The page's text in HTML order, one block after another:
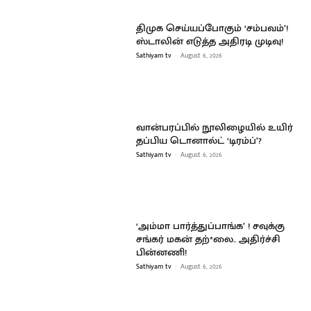
திமுக செய்யப்போகும் ‘சம்பவம்’!
ஸ்டாலின் எடுத்த அதிரடி முடிவு!
Sathiyam tv - August 6, 2026
வான்பரப்பில் நூலிழையில் உயிர்
தப்பிய டொனால்ட் ‘டிரம்ப்’?
Sathiyam tv - August 6, 2026
‘அம்மா பார்த்துப்பாங்க’ ! சவுக்கு
சங்கர் மகன் தற்*லை.. அதிர்ச்சி
பின்னணி!
Sathiyam tv - August 6, 2026